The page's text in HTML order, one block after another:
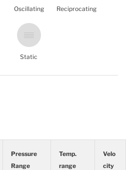
Oscillating Reciprocating
Static
Pressure
Range
Temp.
range
Velo
city